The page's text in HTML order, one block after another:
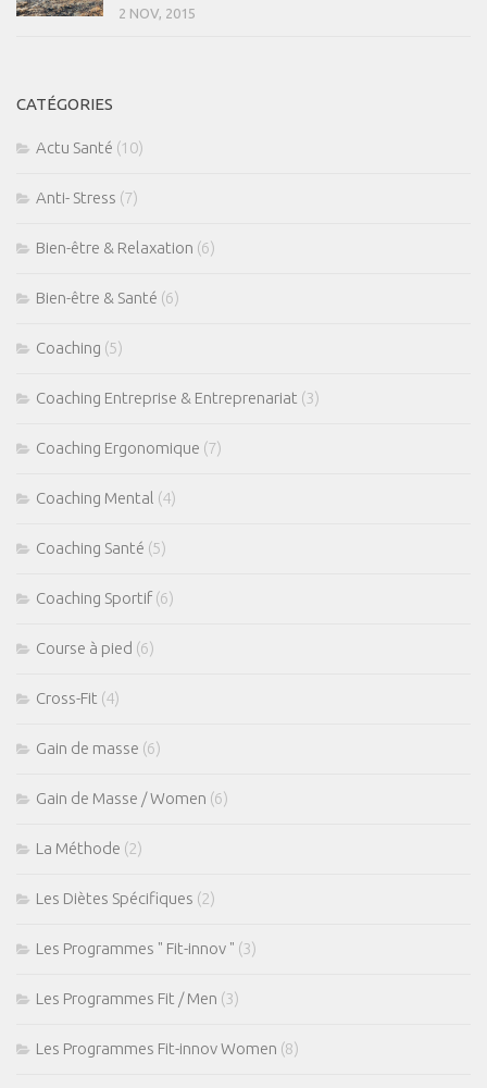
2 NOV, 2015
CATÉGORIES
Actu Santé (10)
Anti- Stress (7)
Bien-être & Relaxation (6)
Bien-être & Santé (6)
Coaching (5)
Coaching Entreprise & Entreprenariat (3)
Coaching Ergonomique (7)
Coaching Mental (4)
Coaching Santé (5)
Coaching Sportif(6)
Course à pied (6)
Cross-Fit (4)
Gain de masse (6)
Gain de Masse / Women (6)
La Méthode (2)
Les Diètes Spécifiques (2)
Les Programmes " Fit-innov " (3)
Les Programmes Fit / Men (3)
Les Programmes Fit-innov Women (8)